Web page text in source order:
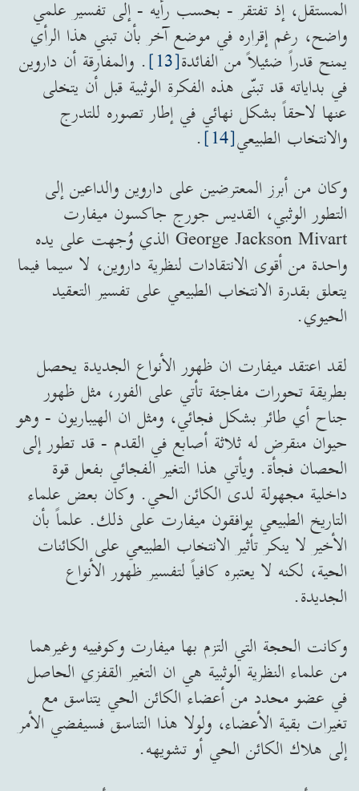
المستقل، إذ تفتقر - بحسب رأيه - إلى تفسير علمي
واضح، رغم إقراره في موضع آخر بأن تبني هذا الرأي
يمنح قدراً ضئيلاً من الفائدة[13]
. والمفارقة أن داروين
في بداياته قد تبنّى هذه الفكرة الوثبية قبل أن يتخلى
عنها لاحقاً بشكل نهائي في إطار تصوره للتدرج
والانتخاب الطبيعي[14]
.
وكان من أبرز المعترضين على داروين والداعين إلى
التطور الوثبي، القديس جورج جاكسون ميفارت
George Jackson Mivart الذي وُجهت على يده
واحدة من أقوى الانتقادات لنظرية داروين، لا سيما فيما
يتعلق بقدرة الانتخاب الطبيعي على تفسير التعقيد
الحيوي.
لقد اعتقد ميفارت ان ظهور الأنواع الجديدة يحصل
بطريقة تحورات مفاجئة تأتي على الفور، مثل ظهور
جناح أي طائر بشكل فجائي، ومثل ان الهيباريون - وهو
حيوان منقرض له ثلاثة أصابع في القدم - قد تطور إلى
الحصان فجأة. ويأتي هذا التغير الفجائي بفعل قوة
داخلية مجهولة لدى الكائن الحي. وكان بعض علماء
التاريخ الطبيعي يوافقون ميفارت على ذلك. علماً بأن
الأخير لا ينكر تأثير الانتخاب الطبيعي على الكائنات
الحية، لكنه لا يعتبره كافياً لتفسير ظهور الأنواع
الجديدة.
وكانت الحجة التي التزم بها ميفارت وكوفييه وغيرهما
من علماء النظرية الوثبية هي ان التغير القفزي الحاصل
في عضو محدد من أعضاء الكائن الحي يتناسق مع
تغيرات بقية الأعضاء، ولولا هذا التناسق فسيفضي الأمر
إلى هلاك الكائن الحي أو تشويهه.